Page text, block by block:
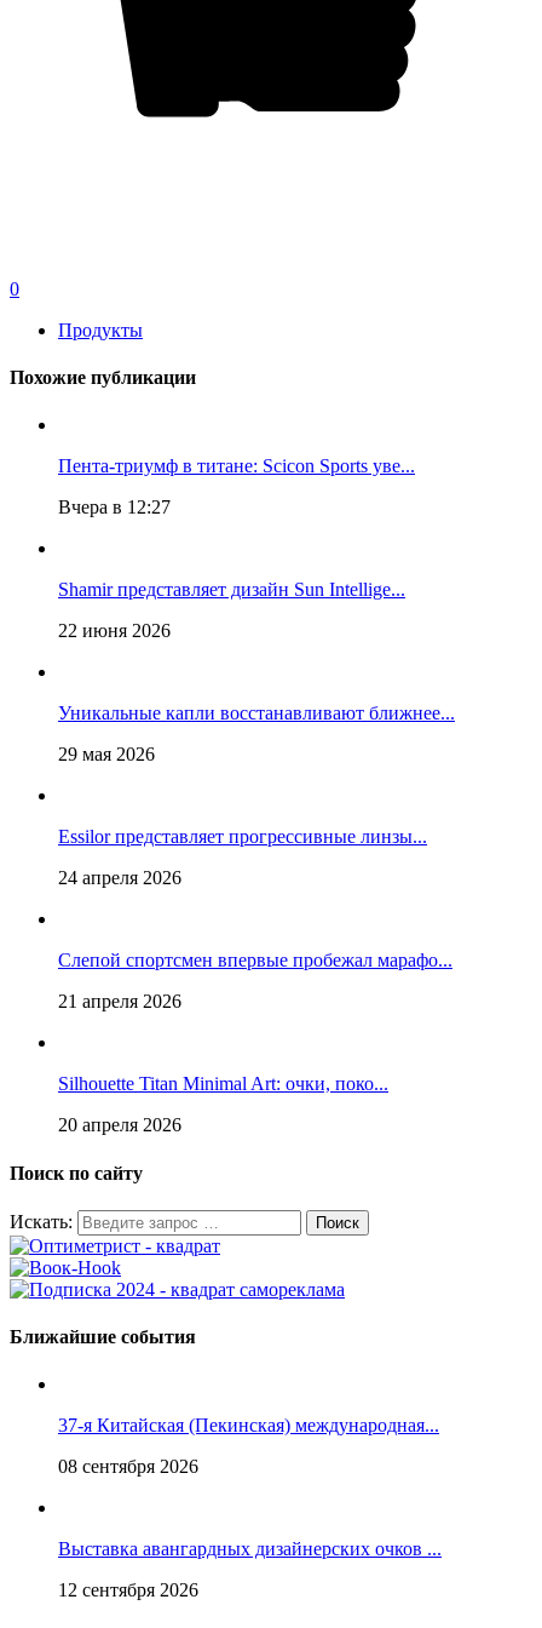
0
Продукты
Похожие публикации
Пента-триумф в титане: Scicon Sports уве...
Вчера в 12:27
Shamir представляет дизайн Sun Intellige...
22 июня 2026
Уникальные капли восстанавливают ближнее...
29 мая 2026
Essilor представляет прогрессивные линзы...
24 апреля 2026
Слепой спортсмен впервые пробежал марафо...
21 апреля 2026
Silhouette Titan Minimal Art: очки, поко...
20 апреля 2026
Поиск по сайту
Искать:
Ближайшие события
37-я Китайская (Пекинская) международная...
08 сентября 2026
Выставка авангардных дизайнерских очков ...
12 сентября 2026